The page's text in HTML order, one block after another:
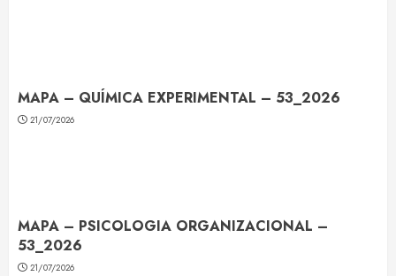
MAPA – QUÍMICA EXPERIMENTAL – 53_2026
21/07/2026
MAPA – PSICOLOGIA ORGANIZACIONAL –
53_2026
21/07/2026